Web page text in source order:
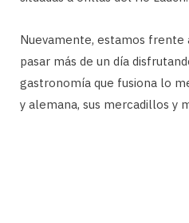
Nuevamente, estamos frente
pasar más de un día
gastronomía que fusiona lo
y alemana, sus mercadillos y